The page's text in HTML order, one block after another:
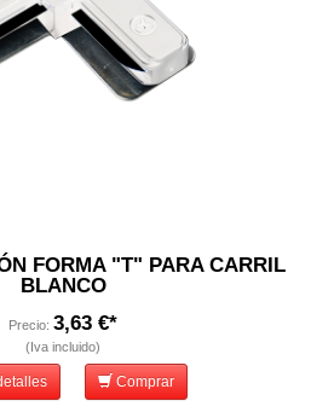
FORMA "T" PARA CARRIL
BLANCO
Precio: 3,63 €*
(Iva incluido)
Comprar